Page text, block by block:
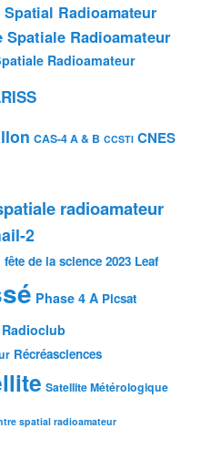
Radioamateur
Spatiale Radioamateur
Radioamateur
CAS-4 A & B CCSTI CNES
radioamateur
2
fête de la science 2023 Leaf
Phase 4 A Picsat
Radioclub
Récréasciences
Satellite Métérologique
spatial radioamateur